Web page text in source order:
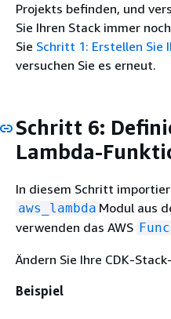
Projekts befinden, und
Sie Ihren Stack immer
Sie Schritt 1: Erstellen Sie
versuchen Sie es erneut.
Schritt 6:
Lambda-
In diesem Schritt
aws_lambda Modul aus
verwenden das AWS
Ändern Sie Ihre CDK-
Beispiel